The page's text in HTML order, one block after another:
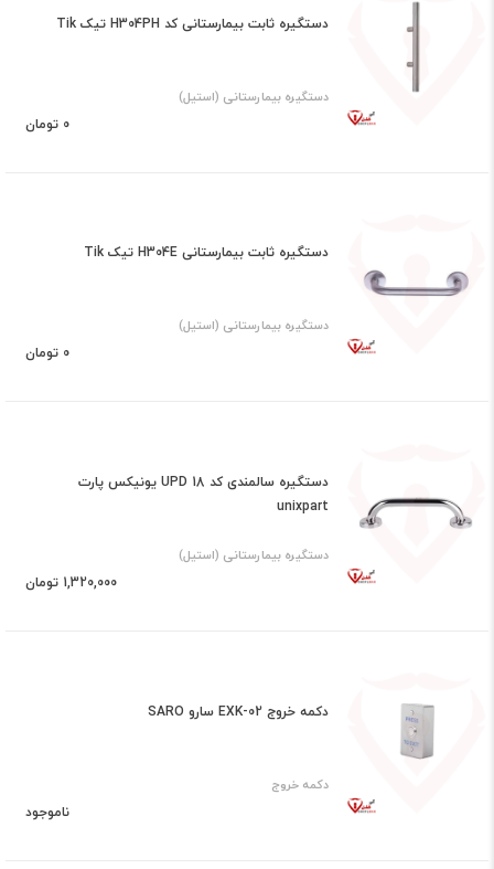
دستگیره ثابت بیمارستانی کد H304PH تیک Tik
دستگیره بیمارستانی (استیل)
0 تومان
دستگیره ثابت بیمارستانی H304E تیک Tik
دستگیره بیمارستانی (استیل)
0 تومان
دستگیره سالمندی کد UPD 18 یونیکس پارت
unixpart
دستگیره بیمارستانی (استیل)
1,320,000 تومان
دکمه خروج EXK-02 سارو SARO
دکمه خروج
ناموجود